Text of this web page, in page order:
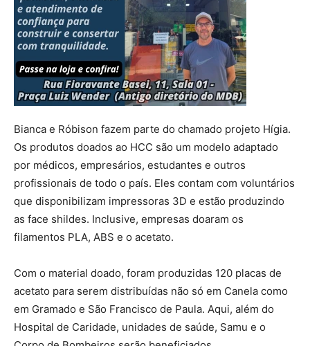
Bianca e Róbison fazem parte do chamado projeto Hígia.
Os produtos doados ao HCC são um modelo adaptado
por médicos, empresários, estudantes e outros
profissionais de todo o país. Eles contam com voluntários
que disponibilizam impressoras 3D e estão produzindo
as face shildes. Inclusive, empresas doaram os
filamentos PLA, ABS e o acetato.
Com o material doado, foram produzidas 120 placas de
acetato para serem distribuídas não só em Canela como
em Gramado e São Francisco de Paula. Aqui, além do
Hospital de Caridade, unidades de saúde, Samu e o